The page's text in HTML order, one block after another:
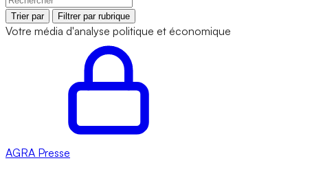
Trier par Filtrer par rubrique
Votre média d'analyse politique et économique
AGRA Presse